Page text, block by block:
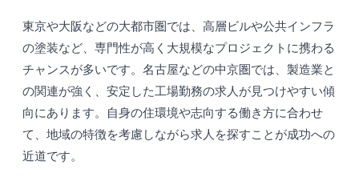
東京や大阪などの大都市圏では、高層ビルや公共インフラ
の塗装など、専門性が高く大規模なプロジェクトに携わる
チャンスが多いです。名古屋などの中京圏では、製造業と
の関連が強く、安定した工場勤務の求人が見つけやすい傾
向にあります。自身の住環境や志向する働き方に合わせ
て、地域の特徴を考慮しながら求人を探すことが成功への
近道です。